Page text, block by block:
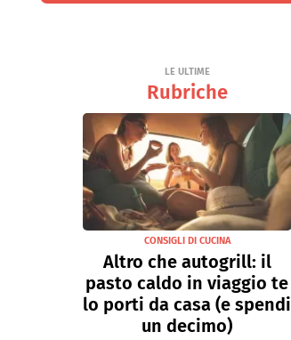
LE ULTIME
Rubriche
CONSIGLI DI CUCINA
Altro che autogrill: il
pasto caldo in viaggio te
lo porti da casa (e spendi
un decimo)